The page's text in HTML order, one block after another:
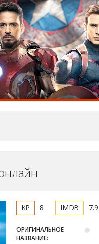
8 7.9
ОРИГИНАЛЬНОЕ
НАЗВАНИЕ: